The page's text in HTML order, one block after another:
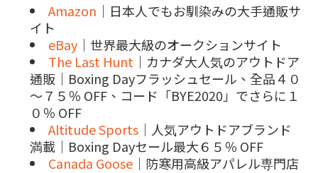
Amazon ｜日本人でもお馴染みの大手通販サ
イト
eBay ｜世界最大級のオークションサイト
The Last Hunt ｜カナダ大人気のアウトドア
通販｜Boxing Dayフラッシュセール、全品４０
～７５％ OFF、コード「BYE2020」でさらに１
０％ OFF
Altitude Sports ｜人気アウトドアブランド
満載｜Boxing Dayセール最大６５％ OFF
Canada Goose ｜防寒用高級アパレル専門店